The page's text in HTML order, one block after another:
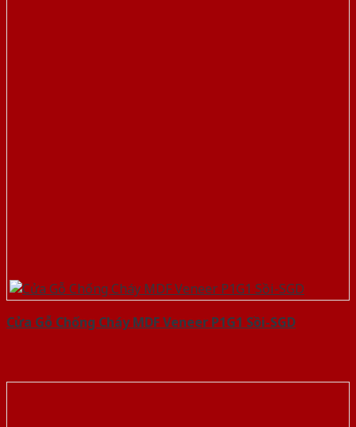
Cửa Gỗ Chống Cháy MDF Veneer P1G1 Sồi-SGD